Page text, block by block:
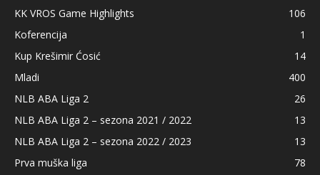
KK VROS Game Highlights
106
Koferencija
1
Kup Krešimir Ćosić
14
Mladi
400
NLB ABA Liga 2
26
NLB ABA Liga 2 – sezona 2021 / 2022
13
NLB ABA Liga 2 – sezona 2022 / 2023
13
Prva muška liga
78